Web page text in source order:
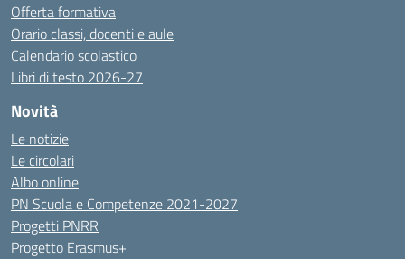
Offerta formativa
Orario classi, docenti e aule
Calendario scolastico
Libri di testo 2026-27
Novità
Le notizie
Le circolari
Albo online
PN Scuola e Competenze 2021-2027
Progetti PNRR
Progetto Erasmus+